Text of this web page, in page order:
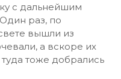
с дальнейшим
раз, по
вышли из
а вскоре их
тоже добрались